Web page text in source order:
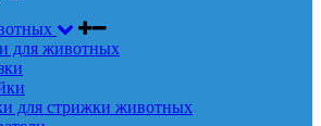
для животных
для стрижки животных